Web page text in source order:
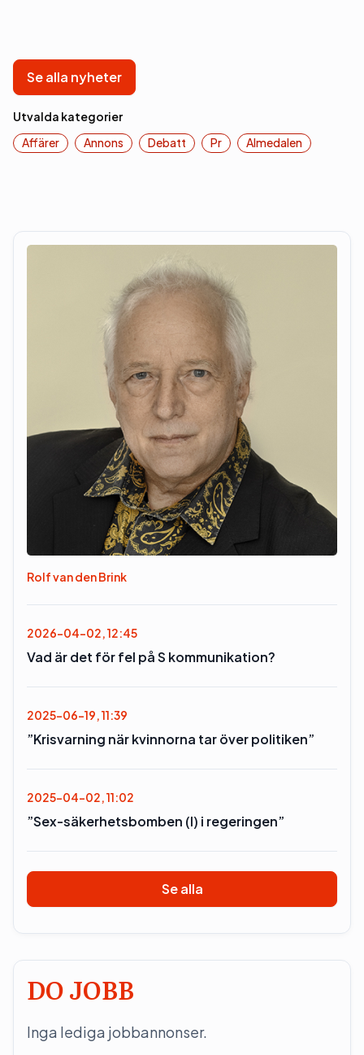
Se alla nyheter
Utvalda kategorier
Affärer
Annons Debatt Pr Almedalen
Rolf van den Brink
2026-04-02, 12:45
Vad är det för fel på S kommunikation?
2025-06-19, 11:39
”Krisvarning när kvinnorna tar över politiken”
2025-04-02, 11:02
”Sex-säkerhetsbomben (l) i regeringen”
Se alla
DO JOBB
Inga lediga jobbannonser.